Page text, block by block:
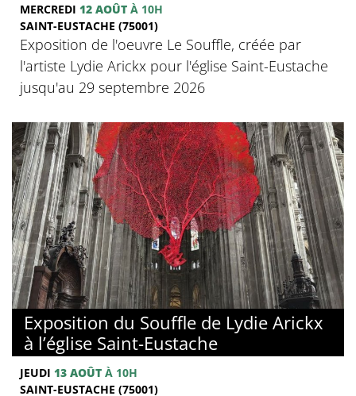
MERCREDI 12 AOÛT À 10H
SAINT-EUSTACHE (75001)
Exposition de l'oeuvre Le Souffle, créée par
l'artiste Lydie Arickx pour l'église Saint-Eustache
jusqu'au 29 septembre 2026
Exposition du Souffle de Lydie Arickx
à l’église Saint-Eustache
JEUDI 13 AOÛT À 10H
SAINT-EUSTACHE (75001)